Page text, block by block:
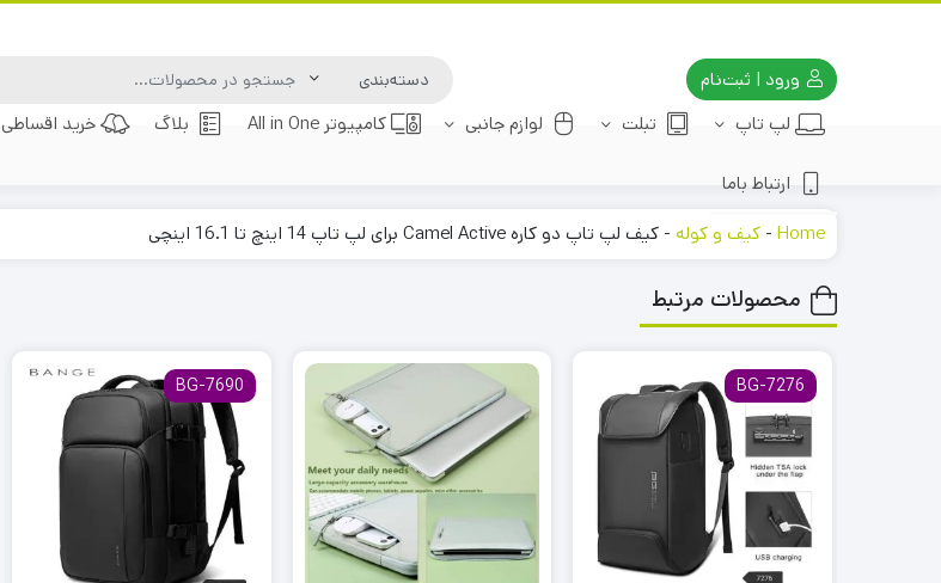
ورود | ثبت‌نام
لپ تاپ
تبلت لوازم جانبی کامپیوتر All in One بلاگ خرید اقساطی
ارتباط باما
Home
- کیف و کوله - کیف لپ تاپ دو کاره Camel Active برای لپ تاپ 14 اینچ تا 16.1 اینچی
محصولات مرتبط
BG-7276
BG-7690